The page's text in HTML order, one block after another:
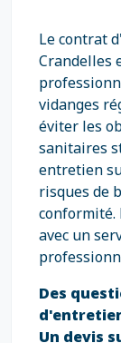
Le contrat
Crandelles
vidanges
éviter les
sanitaires
entretien
risques de
avec un
Des
Un devis